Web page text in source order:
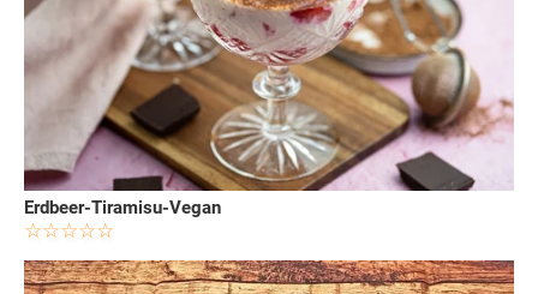
Erdbeer-Tiramisu-Vegan